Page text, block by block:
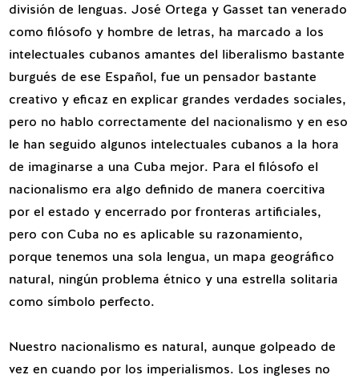
división de lenguas. José Ortega y Gasset tan venerado
como filósofo y hombre de letras, ha marcado a los
intelectuales cubanos amantes del liberalismo bastante
burgués de ese Español, fue un pensador bastante
creativo y eficaz en explicar grandes verdades sociales,
pero no hablo correctamente del nacionalismo y en eso
le han seguido algunos intelectuales cubanos a la hora
de imaginarse a una Cuba mejor. Para el filósofo el
nacionalismo era algo definido de manera coercitiva
por el estado y encerrado por fronteras artificiales,
pero con Cuba no es aplicable su razonamiento,
porque tenemos una sola lengua, un mapa geográfico
natural, ningún problema étnico y una estrella solitaria
como símbolo perfecto.
Nuestro nacionalismo es natural, aunque golpeado de
vez en cuando por los imperialismos. Los ingleses no